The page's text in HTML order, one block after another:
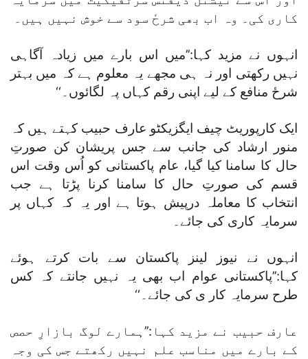
کاری کی۔ وہ اب بھی شرحٔ سود سے خوش نہیں ہیں۔
انہوں نے مزید کہا:’’میں اس بارے میں زیادہ آگاہی
نہیں رکھتی اور نہ ہی مجھے یہ معلوم ہے کہ میں بہتر
شرحٔ منافع کے لیے اپنی رقم کہاں پہ لگائوں۔‘‘
ایک کارپوریٹ چیف ایگزیکٹو عارف حبیب کہتے ہیں کہ
منور ارشاد کی جانب سے جس پریشان کن صورتِ
حال کا سامنا کیا گیا، عام پاکستانی کو اُس وقت اس
قسم کی صورتِ حال کا سامنا کرنا پڑتا ہے جب
انتخاب کا معاملہ درپیش ہوتا ہے اور یہ کہ کہاں پر
سرمایہ کاری کی جائے۔
انہوں نے نیوز لینز پاکستان سے بات کرتے ہوئے
کہا:’’پاکستانی عوام اب بھی یہ نہیں جانتے کہ کس
طرح سرمایہ کار ی کی جائے۔‘‘
عارف حبیب نے مزید کہا:’’ہمارے لوگ بازارِ حصص
کے بارے میں مناسب علم نہیں رکھتے جس کی وجہ